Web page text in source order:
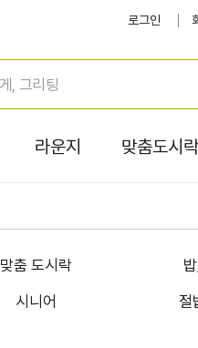
로그인
라운지 맞춤도시락
맞춤 도시락
시니어 절